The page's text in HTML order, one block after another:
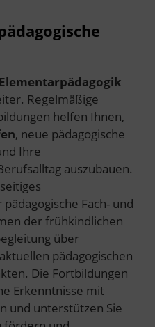
Elementarpädagogik
Regelmäßige
helfen Ihnen,
, neue pädagogische
Ihre
auszubauen.
Fach- und
der frühkindlichen
über
pädagogischen
Die Fortbildungen
Erkenntnisse mit
und unterstützen Sie